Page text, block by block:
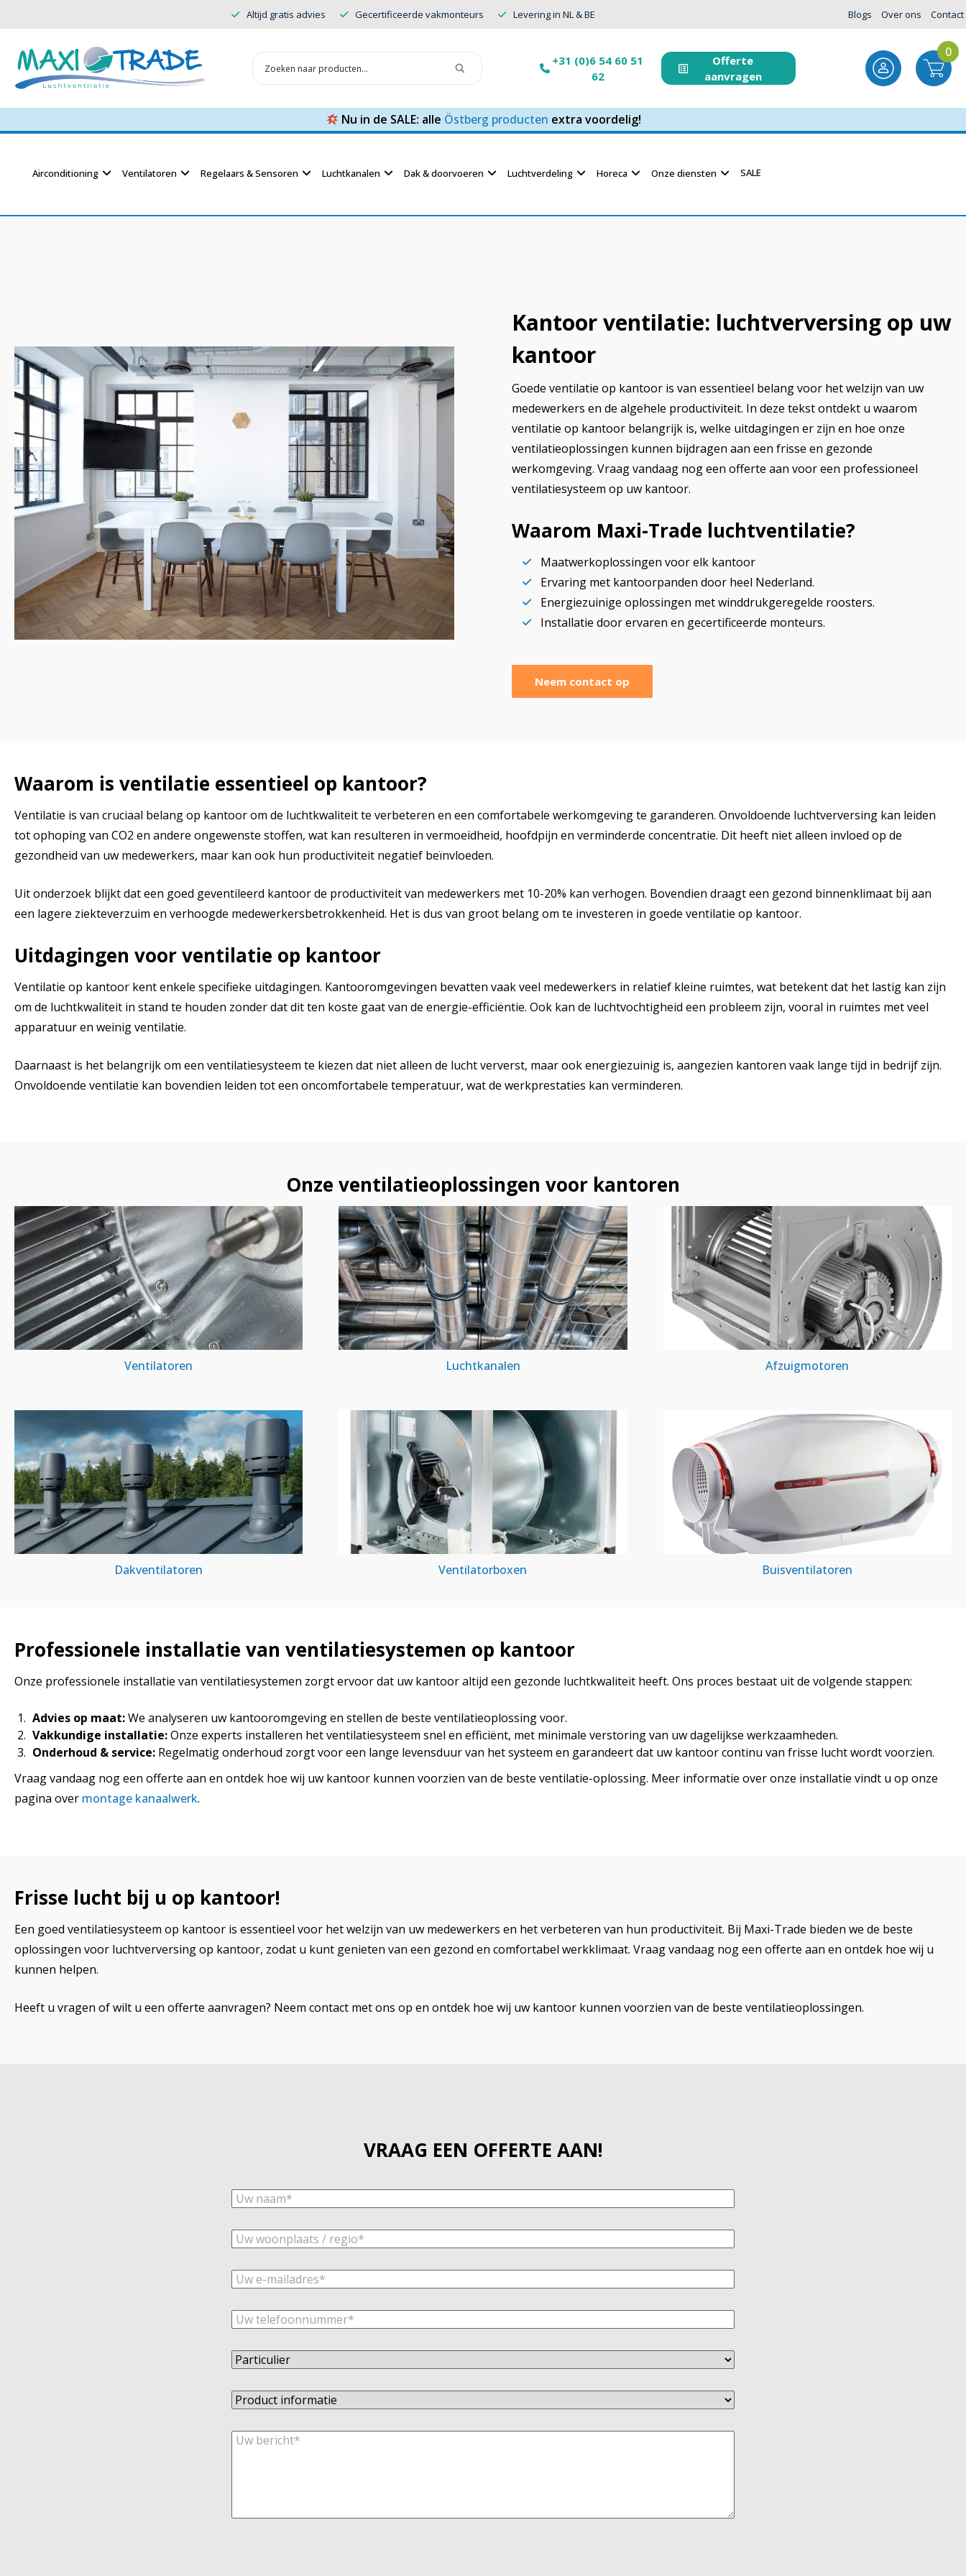
Altijd gratis advies Gecertificeerde vakmonteurs Levering in NL & BE Blogs Over ons Contact
+31 (0)6 54 60 51
62
Offerte
aanvragen
0
Nu in de SALE: alle Östberg producten extra voordelig!
Airconditioning Ventilatoren Regelaars & Sensoren Luchtkanalen Dak & doorvoeren Luchtverdeling Horeca Onze diensten SALE
Kantoor ventilatie: luchtverversing op uw
kantoor
Goede ventilatie op kantoor is van essentieel belang voor het welzijn van uw
medewerkers en de algehele productiviteit. In deze tekst ontdekt u waarom
ventilatie op kantoor belangrijk is, welke uitdagingen er zijn en hoe onze
ventilatieoplossingen kunnen bijdragen aan een frisse en gezonde
werkomgeving. Vraag vandaag nog een offerte aan voor een professioneel
ventilatiesysteem op uw kantoor.
Waarom Maxi-Trade luchtventilatie?
Maatwerkoplossingen voor elk kantoor
Ervaring met kantoorpanden door heel Nederland.
Energiezuinige oplossingen met winddrukgeregelde roosters.
Installatie door ervaren en gecertificeerde monteurs.
Neem contact op
Waarom is ventilatie essentieel op kantoor?
Ventilatie is van cruciaal belang op kantoor om de luchtkwaliteit te verbeteren en een comfortabele werkomgeving te garanderen. Onvoldoende luchtverversing kan leiden
tot ophoping van CO2 en andere ongewenste stoffen, wat kan resulteren in vermoeidheid, hoofdpijn en verminderde concentratie. Dit heeft niet alleen invloed op de
gezondheid van uw medewerkers, maar kan ook hun productiviteit negatief beïnvloeden.
Uit onderzoek blijkt dat een goed geventileerd kantoor de productiviteit van medewerkers met 10-20% kan verhogen. Bovendien draagt een gezond binnenklimaat bij aan
een lagere ziekteverzuim en verhoogde medewerkersbetrokkenheid. Het is dus van groot belang om te investeren in goede ventilatie op kantoor.
Uitdagingen voor ventilatie op kantoor
Ventilatie op kantoor kent enkele specifieke uitdagingen. Kantooromgevingen bevatten vaak veel medewerkers in relatief kleine ruimtes, wat betekent dat het lastig kan zijn
om de luchtkwaliteit in stand te houden zonder dat dit ten koste gaat van de energie-efficiëntie. Ook kan de luchtvochtigheid een probleem zijn, vooral in ruimtes met veel
apparatuur en weinig ventilatie.
Daarnaast is het belangrijk om een ventilatiesysteem te kiezen dat niet alleen de lucht ververst, maar ook energiezuinig is, aangezien kantoren vaak lange tijd in bedrijf zijn.
Onvoldoende ventilatie kan bovendien leiden tot een oncomfortabele temperatuur, wat de werkprestaties kan verminderen.
Onze ventilatieoplossingen voor kantoren
Ventilatoren Luchtkanalen Afzuigmotoren
Dakventilatoren Ventilatorboxen Buisventilatoren
Professionele installatie van ventilatiesystemen op kantoor
Onze professionele installatie van ventilatiesystemen zorgt ervoor dat uw kantoor altijd een gezonde luchtkwaliteit heeft. Ons proces bestaat uit de volgende stappen:
Advies op maat:We analyseren uw kantooromgeving en stellen de beste ventilatieoplossing voor.
Vakkundige installatie:Onze experts installeren het ventilatiesysteem snel en efficiënt, met minimale verstoring van uw dagelijkse werkzaamheden.
Onderhoud & service: Regelmatig onderhoud zorgt voor een lange levensduur van het systeem en garandeert dat uw kantoor continu van frisse lucht wordt voorzien.
Vraag vandaag nog een offerte aan en ontdek hoe wij uw kantoor kunnen voorzien van de beste ventilatie-oplossing. Meer informatie over onze installatie vindt u op onze
pagina over montage kanaalwerk.
Frisse lucht bij u op kantoor!
Een goed ventilatiesysteem op kantoor is essentieel voor het welzijn van uw medewerkers en het verbeteren van hun productiviteit. Bij Maxi-Trade bieden we de beste
oplossingen voor luchtverversing op kantoor, zodat u kunt genieten van een gezond en comfortabel werkklimaat. Vraag vandaag nog een offerte aan en ontdek hoe wij u
kunnen helpen.
Heeft u vragen of wilt u een offerte aanvragen? Neem contact met ons op en ontdek hoe wij uw kantoor kunnen voorzien van de beste ventilatieoplossingen.
VRAAG EEN OFFERTE AAN!